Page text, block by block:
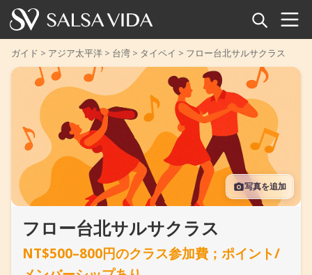
ホーム
イベント
ニュース
記事
動画
サルサ用語集
ショップ
ガイド > アジア太平洋 > 台湾 > タイペイ > フロー台北サルサクラス
写真を追加
フロー台北サルサクラス
NT$500–800円のクラス参加費；ポイント/